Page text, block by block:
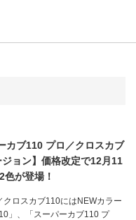
カブ110 プロ／クロスカブ
ョン】価格改定で12月11
が登場！
ロスカブ110にはNEWカラー
」、「スーパーカブ110 プ